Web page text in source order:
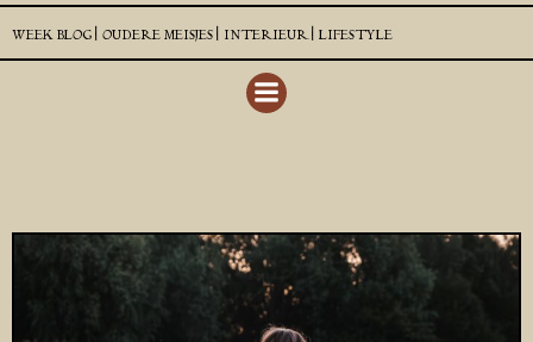
WEEK BLOG | OUDERE MEISJES | INTERIEUR | LIFESTYLE